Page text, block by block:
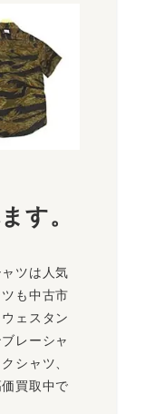
す。
ツは人気
も中古市
ェスタン
レーシャ
シャツ、
買取中で